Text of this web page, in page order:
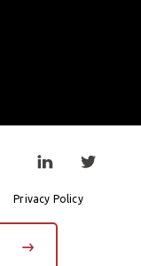
Visit linkedin
Privacy Policy